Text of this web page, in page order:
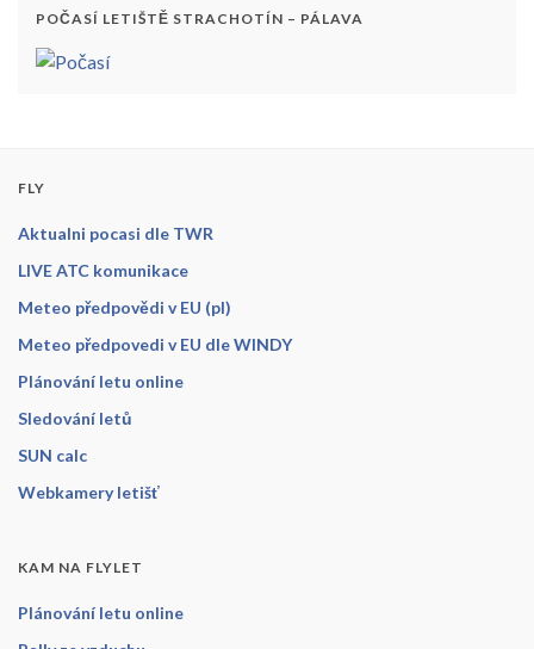
POČASÍ LETIŠTĚ STRACHOTÍN – PÁLAVA
FLY
Aktualni pocasi dle TWR
LIVE ATC komunikace
Meteo předpovědi v EU (pl)
Meteo předpovedi v EU dle WINDY
Plánování letu online
Sledování letů
SUN calc
Webkamery letišť
KAM NA FLYLET
Plánování letu online